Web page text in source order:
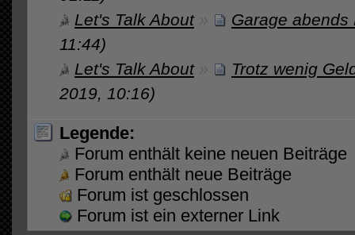
Let's Talk About»
Garage abends
11:44)
Let's Talk About»
Trotz wenig
2019, 10:16)
Legende:
Forum enthält keine neuen Beiträge
Forum enthält neue Beiträge
Forum ist geschlossen
Forum ist ein externer Link